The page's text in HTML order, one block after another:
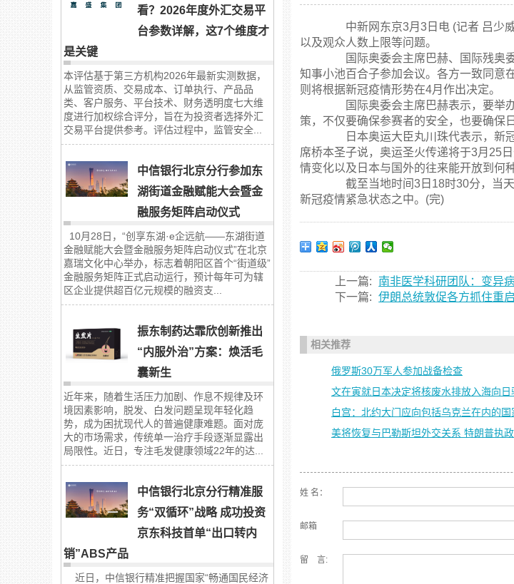
看？2026年度外汇交易平
台参数详解，这7个维度才
是关键
本评估基于第三方机构2026年最新实测数据，
从监管资质、交易成本、订单执行、产品品
类、客户服务、平台技术、财务透明度七大维
度进行加权综合评分，旨在为投资者选择外汇
交易平台提供参考。评估过程中，监管安全...
中信银行北京分行参加东
湖街道金融赋能大会暨金
融服务矩阵启动仪式
10月28日，“创享东湖·e企远航——东湖街道
金融赋能大会暨金融服务矩阵启动仪式”在北京
嘉瑞文化中心举办，标志着朝阳区首个“街道级”
金融服务矩阵正式启动运行，预计每年可为辖
区企业提供超百亿元规模的融资支...
振东制药达霏欣创新推出
“内服外治”方案：焕活毛
囊新生
近年来，随着生活压力加剧、作息不规律及环
境因素影响，脱发、白发问题呈现年轻化趋
势，成为困扰现代人的普遍健康难题。面对庞
大的市场需求，传统单一治疗手段逐渐显露出
局限性。近日，专注毛发健康领域22年的达...
中信银行北京分行精准服
务“双循环”战略 成功投资
京东科技首单“出口转内
销”ABS产品
近日，中信银行精准把握国家“畅通国民经济
中新网东京3月3日电 (记者 吕少威
以及观众人数上限等问题。
国际奥委会主席巴赫、国际残奥委
知事小池百合子参加会议。各方一致同意
则将根据新冠疫情形势在4月作出决定。
国际奥委会主席巴赫表示，要举办
策，不仅要确保参赛者的安全，也要确保
日本奥运大臣丸川珠代表示，新冠
席桥本圣子说，奥运圣火传递将于3月25
情变化以及日本与国外的往来能开放到何
截至当地时间3日18时30分，当天
新冠疫情紧急状态之中。(完)
上一篇:
南非医学科研团队：变异
下一篇:
伊朗总统敦促各方抓住重
相关推荐
俄罗斯30万军人参加战备检查
文在寅就日本决定将核废水排放入海向日
白宫：北约大门应向包括乌克兰在内的国
美将恢复与巴勒斯坦外交关系 特朗普执
姓 名：
邮箱
留 言: